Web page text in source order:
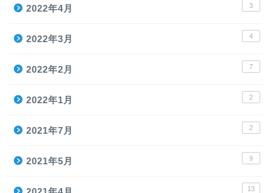
2022年4月 3
2022年3月 4
2022年2月 7
2022年1月 2
2021年7月 2
2021年5月 9
13